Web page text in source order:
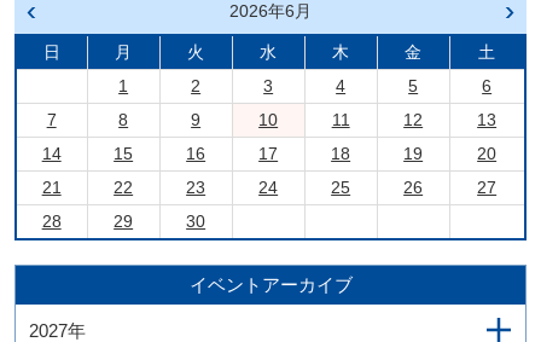
前の
戻る
2026年6月
次の
進む
日 月 火 水 木 金
土
1
2 3 4 5
6
7
8 9 10 11 12
13
14
15 16 17 18 19
20
21
22 23 24 25 26
27
28
29 30
イベントアーカイブ
2027年